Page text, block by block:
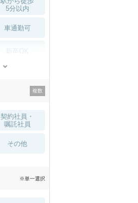
5分以内
車通勤可
無資格 OK
WEB面接OK
契約社員・
嘱託社員
その他
※単一選択